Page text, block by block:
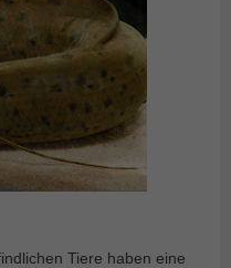
Tiere haben eine